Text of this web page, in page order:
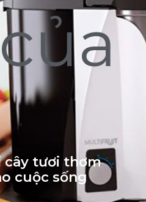
cây tươi thơm
cuộc sống